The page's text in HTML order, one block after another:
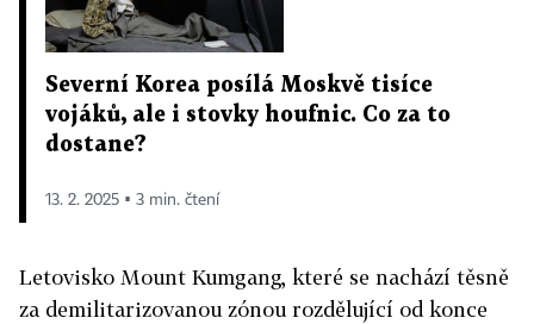
Severní Korea posílá Moskvě tisíce
vojáků, ale i stovky houfnic. Co za to
dostane?
13. 2. 2025 ▪ 3 min. čtení
Letovisko Mount Kumgang, které se nachází těsně
za demilitarizovanou zónou rozdělující od konce